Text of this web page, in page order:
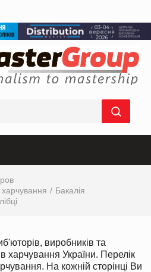
харчування
Бакалія
виробників та
харчування України. Перелік
На кожній сторінці Ви